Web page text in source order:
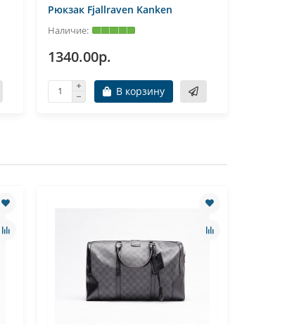
Рюкзак Fjallraven Kanken
1340.00р.
В корзину